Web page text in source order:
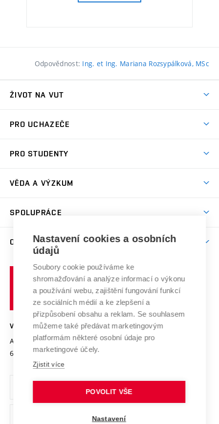
Odpovědnost: Ing. et Ing. Mariana Rozsypálková, MSc
ŽIVOT NA VUT
Koleje
Sport na VUT
Brno
PRO UCHAZEČE
Dny otevřených dveří
Celoživotní vzdělávání
E-přihláška
PRO STUDENTY
Harmonogram akademického roku
Závěrečné práce
Doktorské studium
Zpracování osobních údajů studentů
Sociální bezpečí
Studium bez bariér
Podpora podnikání
VĚDA A VÝZKUM
Mezinárodní vědecká rada
Systém zajišťování kvality výzkumu
Výzkumné infrastruktury
Transfer znalostí
Open Science
Projekty
Projekty ze strukturálních fondů
Specifický výzkum
SPOLUPRÁCE
Firemní spolupráce
Zahraniční spolupráce
Spolupráce se školami
Služby univerzity
Mezinárodní dohody
Univerzitní sítě
O UNIVERZITĚ
Profil univerzity
Udržitelná univerzita
Podnikavá univerzita / ContriBUTe
Bezpečná univerzita
Vyznamenání
Organizační struktura
Ochrana osobních údajů
učení
technické
Brně
VYSOKÉ UČENÍ TECHNICKÉ V BRNĚ
Antonínská 548/1
602 00 Brno
www.vut.cz
vut@vutbr.cz
Nastavení cookies a osobních
údajů
Soubory cookie používáme ke
shromažďování a analýze informací o výkonu
a používání webu, zajištění fungování funkcí
ze sociálních médií a ke zlepšení a
přizpůsobení obsahu a reklam. Se souhlasem
můžeme také předávat marketingovým
platformám některé osobní údaje pro
marketingové účely.
Zjistit více
POVOLIT VŠE
Nastavení